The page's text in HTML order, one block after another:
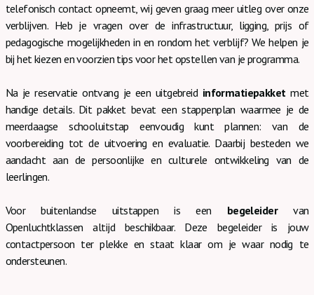
telefonisch contact opneemt, wij geven graag meer uitleg over onze
verblijven. Heb je vragen over de infrastructuur, ligging, prijs of
pedagogische mogelijkheden in en rondom het verblijf? We helpen je
bij het kiezen en voorzien tips voor het opstellen van je programma.
Na je reservatie ontvang je een uitgebreid informatiepakketmet
handige details. Dit pakket bevat een stappenplan waarmee je de
meerdaagse schooluitstap eenvoudig kunt plannen: van de
voorbereiding tot de uitvoering en evaluatie. Daarbij besteden we
aandacht aan de persoonlijke en culturele ontwikkeling van de
leerlingen.
Voor buitenlandse uitstappen is een begeleidervan
Openluchtklassen altijd beschikbaar. Deze begeleider is jouw
contactpersoon ter plekke en staat klaar om je waar nodig te
ondersteunen.